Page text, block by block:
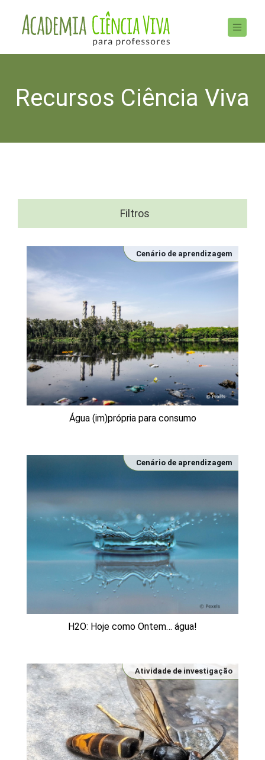
Recursos Ciência Viva
Filtros
Água (im)própria para consumo
Cenário de aprendizagem
H2O: Hoje como Ontem… água!
Cenário de aprendizagem
Atividade de investigação